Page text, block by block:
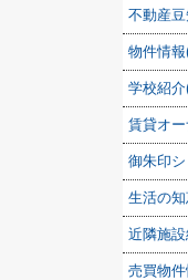
不動産
物件情報
学校紹介
賃貸オ
御朱印
生活の
近隣施
売買物